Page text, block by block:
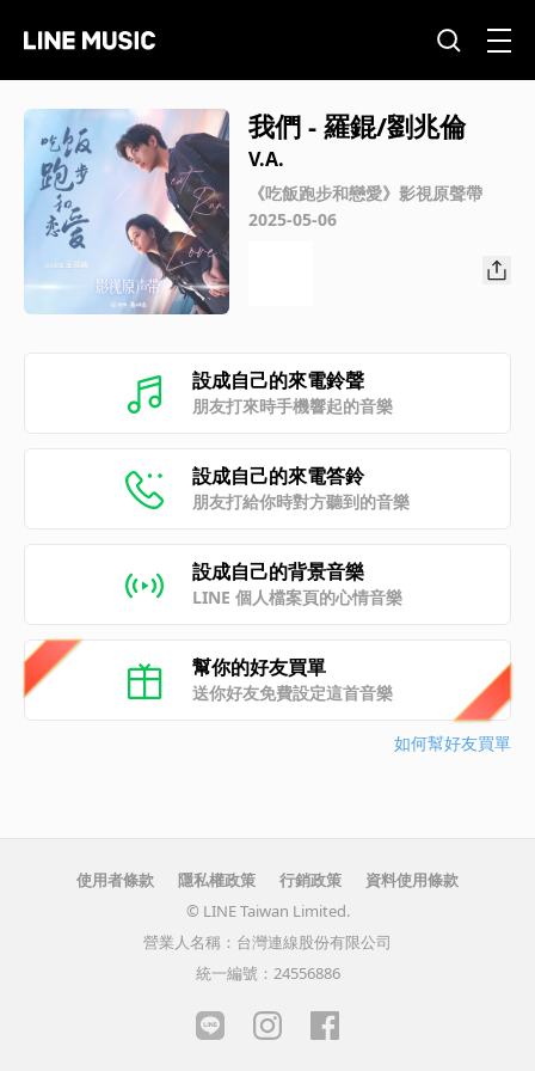
我們 - 羅錕/劉兆倫
V.A.
《吃飯跑步和戀愛》影視原聲帶
2025-05-06
設成自己的來電鈴聲
朋友打來時手機響起的音樂
設成自己的來電答鈴
朋友打給你時對方聽到的音樂
設成自己的背景音樂
LINE 個人檔案頁的心情音樂
幫你的好友買單
送你好友免費設定這首音樂
如何幫好友買單
使用者條款 隱私權政策 行銷政策
資料使用條款
© LINE Taiwan Limited.
營業人名稱：台灣連線股份有限公司
統一編號：24556886